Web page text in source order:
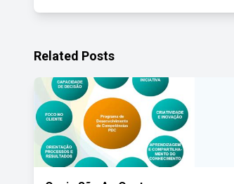
Related Posts